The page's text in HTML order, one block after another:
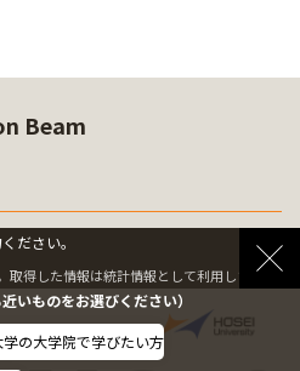
Beam
ださい。
得した情報は統計情報として利用します。
いものをお選びください）
の大学院で学びたい方